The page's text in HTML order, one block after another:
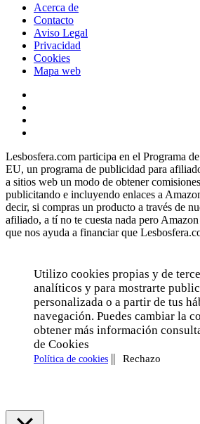
Acerca de
Contacto
Aviso Legal
Privacidad
Cookies
Mapa web
Lesbosfera.com participa en el Programa
EU, un programa de publicidad para
a sitios web un modo de obtener
publicitando e incluyendo enlaces a
decir, si compras un producto a través de
afiliado, a tí no te cuesta nada pero
que nos ayuda a financiar que
Utilizo cookies propias y de
analíticos y para mostrarte
personalizada o a partir de tus
navegación. Puedes cambiar la
obtener más información
de Cookies
Política de cookies || Rechazo